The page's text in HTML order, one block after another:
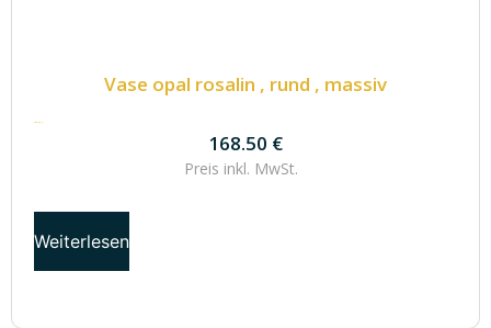
Vase opal rosalin , rund , massiv
168.50 €
168.50 €
Preis inkl. MwSt.
Weiterlesen